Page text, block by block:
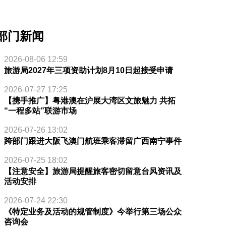
门新闻
2026-08-06 12:59
旅游局2027年三项资助计划8月10日起接受申请
2026-07-27 17:25
【携手推广】粤港澳在沪展大湾区文旅魅力 共拓
“一程多站”联游市场
2026-07-26 13:02
跨部门跟进大阪飞澳门航班乘客滞留广西南宁事件
2026-07-25 18:02
【注意安全】旅游局提醒旅客密切留意台风资讯及
活动安排
2026-07-24 22:30
《特定业务及活动的规管制度》今举行第三场公众
咨询会